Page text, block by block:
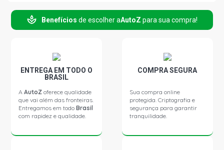
GOL G3 HIGHWAY HATCH 1.0 16V AT EA111 GASOLINA
(2001 - 2004) FREIO LINHA LEVE SEM ABS, RESTRICAO
EXCLUSIVA DIAMETRO INTERNO CIL 7/8 OU 22MM
- 2005) FREIO LINHA LEVE SEM ABS, RESTRICAO
GOL G3 TURBO HATCH 1.0 16V AT TURBO GASOLINA
(2001 - 2003) FREIO LINHA LEVE SEM ABS, FREIO LINHA
LEVE SEM ABS, RESTRICAO EXCLUSIVA DIAMETRO
INTERNO CIL 7/8 OU 22MM, RESTRICAO EXCLUSIVA
DIAMETRO INTERNO CIL 7/8 OU 22MM
Benefícios de escolher aAutoZ para sua compra!
ENTREGA EM TODO O
BRASIL
AAutoZ oferece qualidade
que vai além das fronteiras.
Entregamos em todoBrasil
com rapidez e qualidade.
COMPRA SEGURA
Sua compra online
protegida. Criptografia e
segurança para garantir
tranquilidade.